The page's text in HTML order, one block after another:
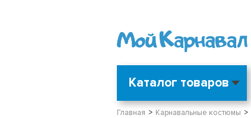
Каталог товаров
Главная Карнавальные костюмы